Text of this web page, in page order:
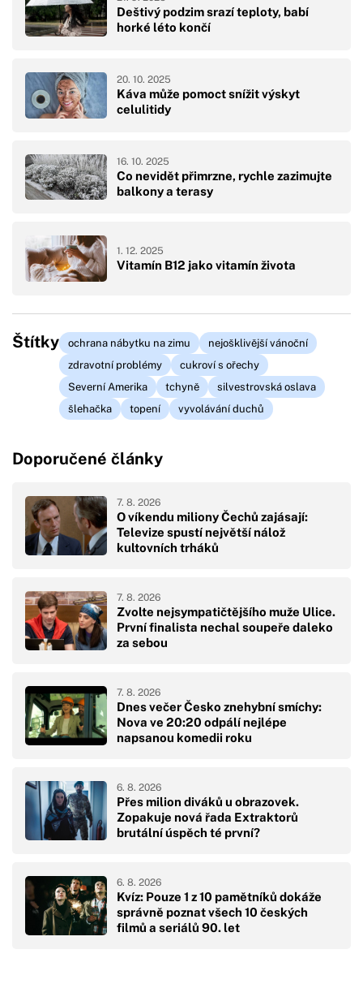
Deštivý podzim srazí teploty, babí
horké léto končí
Káva může pomoct snížit výskyt
celulitidy
20. 10. 2025
Co nevidět přimrzne, rychle zazimujte
balkony a terasy
16. 10. 2025
Vitamín B12 jako vitamín života
1. 12. 2025
Štítky ochrana nábytku na zimu
nejošklivější vánoční
zdravotní problémy
cukroví s ořechy
Severní Amerika
tchyně
silvestrovská oslava
šlehačka
topení vyvolávání duchů
Doporučené články
O víkendu miliony Čechů zajásají:
Televize spustí největší nálož
kultovních trháků
7. 8. 2026
Zvolte nejsympatičtějšího muže Ulice.
První finalista nechal soupeře daleko
za sebou
7. 8. 2026
Dnes večer Česko znehybní smíchy:
Nova ve 20:20 odpálí nejlépe
napsanou komedii roku
7. 8. 2026
Přes milion diváků u obrazovek.
Zopakuje nová řada Extraktorů
brutální úspěch té první?
6. 8. 2026
Kvíz: Pouze 1 z 10 pamětníků dokáže
správně poznat všech 10 českých
filmů a seriálů 90. let
6. 8. 2026